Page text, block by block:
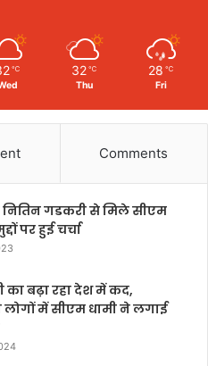
℃ 32 ℃
Thu
28 ℃
Fri
Comments
नितिन गडकरी से मिले सीएम
पर हुई चर्चा
का बढ़ा रहा देश में कद,
लोगों में सीएम धामी ने लगाई